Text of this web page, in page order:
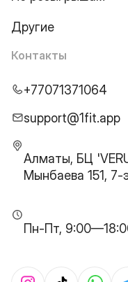
Другие
Контакты
+77071371064
support@1fit.app
Алматы, БЦ
Мынбаева 151, 7-
Пн-Пт,